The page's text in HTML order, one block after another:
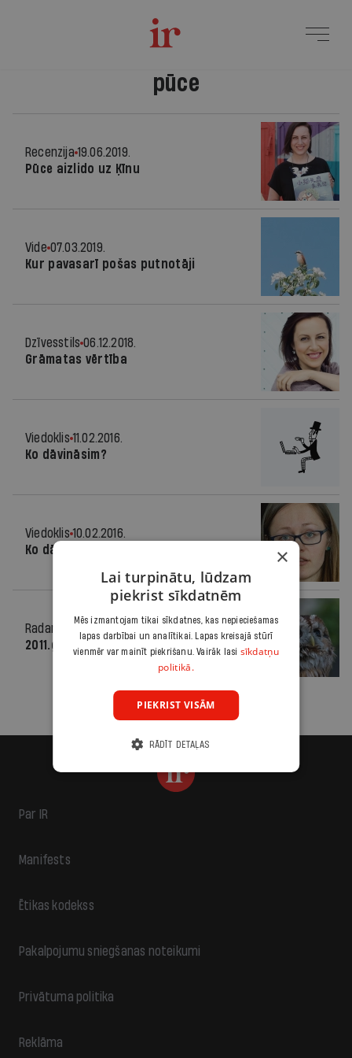
pūce
Recenzija 19.06.2019.
Pūce aizlido uz Ķīnu
Vide 07.03.2019.
Kur pavasarī pošas putnotāji
Dzīvesstils 06.12.2018.
Grāmatas vērtība
Viedoklis 11.02.2016.
Ko dāvināsim?
Viedoklis 10.02.2016.
Ko dāvināsim?
Radars
2011.gada putns – Meža pūce
Par IR
Manifests
Ētikas kodekss
Pakalpojumu sniegšanas noteikumi
Privātuma politika
Reklāma
×
Lai turpinātu, lūdzam
piekrist sīkdatnēm
Mēs izmantojam tikai sīkdatnes, kas nepieciešamas
lapas darbībai un analītikai. Lapas kreisajā stūrī
vienmēr var mainīt piekrišanu. Vairāk lasi sīkdatņu
politikā.
PIEKRIST VISĀM
RĀDĪT DETAĻAS